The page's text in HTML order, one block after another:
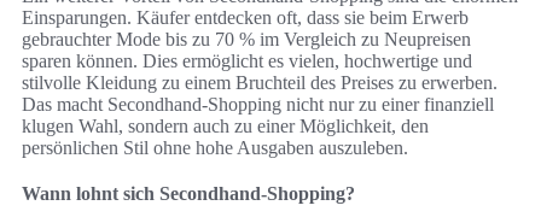
Einsparungen. Käufer entdecken oft, dass sie beim Erwerb
gebrauchter Mode bis zu 70 % im Vergleich zu Neupreisen
sparen können. Dies ermöglicht es vielen, hochwertige und
stilvolle Kleidung zu einem Bruchteil des Preises zu erwerben.
Das macht Secondhand-Shopping nicht nur zu einer finanziell
klugen Wahl, sondern auch zu einer Möglichkeit, den
persönlichen Stil ohne hohe Ausgaben auszuleben.
Wann lohnt sich Secondhand-Shopping?